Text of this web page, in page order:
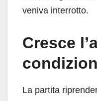
veniva interrotto.
Cresce
La partita